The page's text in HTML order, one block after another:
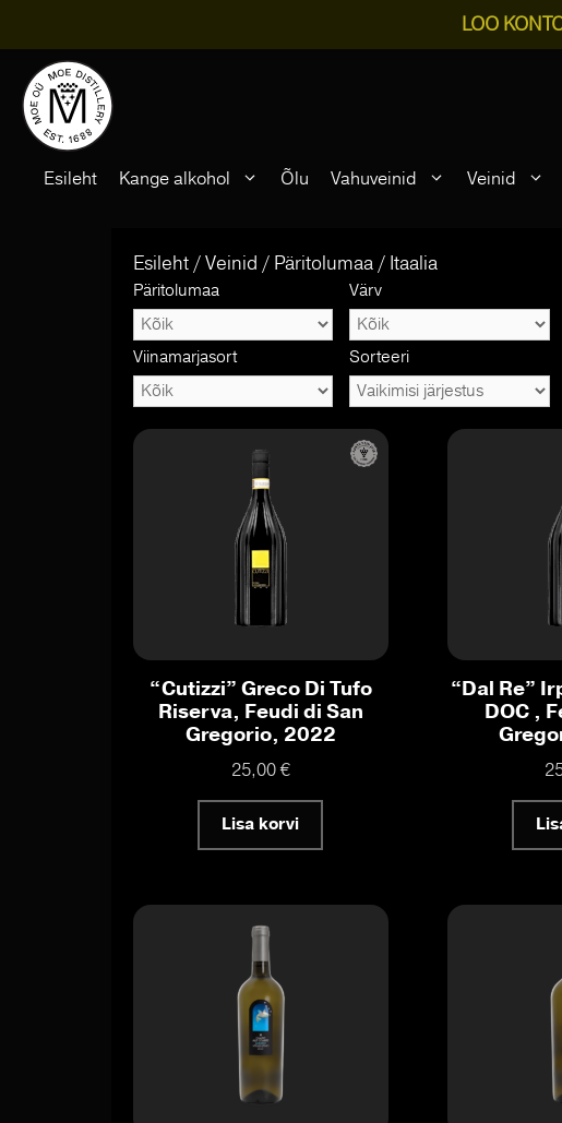
LOO
content
Esileht Kange alkohol Õlu Vahuveinid Veinid
Esileht /Veinid / Päritolumaa / Itaalia
Päritolumaa Värv
Viinamarjasort Sorteeri
“Cutizzi” Greco Di Tufo
Riserva, Feudi di San
Gregorio, 2022
25,00€
Lisa korvi
“Dal Re”
DOC ,